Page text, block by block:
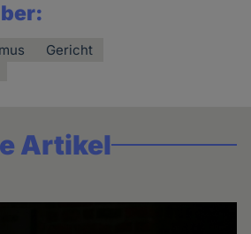
Gericht
Artikel